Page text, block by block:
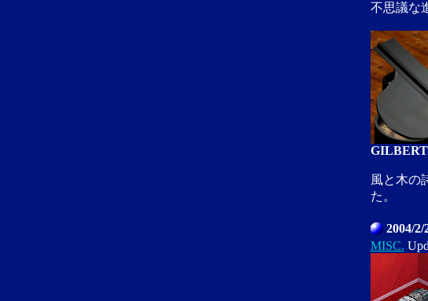
不思議な
GILBERT
風と木の
た。
2004/2/
MISC.